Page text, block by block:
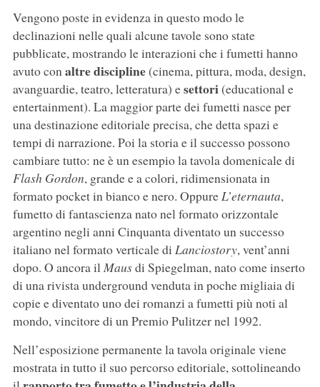
Vengono poste in evidenza in questo modo le
declinazioni nelle quali alcune tavole sono state
pubblicate, mostrando le interazioni che i fumetti hanno
avuto conaltre discipline(cinema, pittura, moda, design,
avanguardie, teatro, letteratura) esettori(educational e
entertainment). La maggior parte dei fumetti nasce per
una destinazione editoriale precisa, che detta spazi e
tempi di narrazione. Poi la storia e il successo possono
cambiare tutto: ne è un esempio la tavola domenicale di
Flash Gordon, grande e a colori, ridimensionata in
formato pocket in bianco e nero. OppureL’eternauta,
fumetto di fantascienza nato nel formato orizzontale
argentino negli anni Cinquanta diventato un successo
italiano nel formato verticale di Lanciostory, vent’anni
dopo. O ancora ilMausdi Spiegelman, nato come inserto
di una rivista underground venduta in poche migliaia di
copie e diventato uno dei romanzi a fumetti più noti al
mondo, vincitore di un Premio Pulitzer nel 1992.
Nell’esposizione permanente la tavola originale viene
mostrata in tutto il suo percorso editoriale, sottolineando